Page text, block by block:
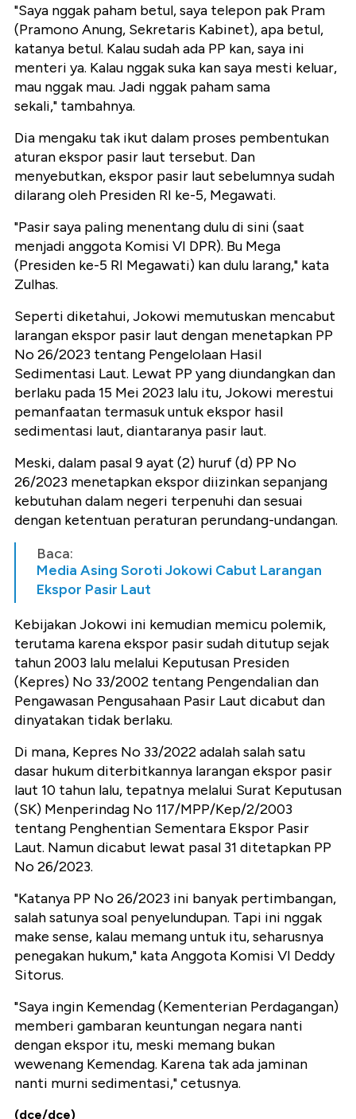
"Saya nggak paham betul, saya telepon pak Pram
(Pramono Anung, Sekretaris Kabinet), apa betul,
katanya betul. Kalau sudah ada PP kan, saya ini
menteri ya. Kalau nggak suka kan saya mesti keluar,
mau nggak mau. Jadi nggak paham sama
sekali," tambahnya.
Dia mengaku tak ikut dalam proses pembentukan
aturan ekspor pasir laut tersebut. Dan
menyebutkan, ekspor pasir laut sebelumnya sudah
dilarang oleh Presiden RI ke-5, Megawati.
"Pasir saya paling menentang dulu di sini (saat
menjadi anggota Komisi VI DPR). Bu Mega
(Presiden ke-5 RI Megawati) kan dulu larang," kata
Zulhas.
Seperti diketahui, Jokowi memutuskan mencabut
larangan ekspor pasir laut dengan menetapkan PP
No 26/2023 tentang Pengelolaan Hasil
Sedimentasi Laut. Lewat PP yang diundangkan dan
berlaku pada 15 Mei 2023 lalu itu, Jokowi merestui
pemanfaatan termasuk untuk ekspor hasil
sedimentasi laut, diantaranya pasir laut.
Meski, dalam pasal 9 ayat (2) huruf (d) PP No
26/2023 menetapkan ekspor diizinkan sepanjang
kebutuhan dalam negeri terpenuhi dan sesuai
dengan ketentuan peraturan perundang-undangan.
Baca:
Media Asing Soroti Jokowi Cabut Larangan
Ekspor Pasir Laut
Kebijakan Jokowi ini kemudian memicu polemik,
terutama karena ekspor pasir sudah ditutup sejak
tahun 2003 lalu melalui Keputusan Presiden
(Kepres) No 33/2002 tentang Pengendalian dan
Pengawasan Pengusahaan Pasir Laut dicabut dan
dinyatakan tidak berlaku.
Di mana, Kepres No 33/2022 adalah salah satu
dasar hukum diterbitkannya larangan ekspor pasir
laut 10 tahun lalu, tepatnya melalui Surat Keputusan
(SK) Menperindag No 117/MPP/Kep/2/2003
tentang Penghentian Sementara Ekspor Pasir
Laut. Namun dicabut lewat pasal 31 ditetapkan PP
No 26/2023.
"Katanya PP No 26/2023 ini banyak pertimbangan,
salah satunya soal penyelundupan. Tapi ini nggak
make sense, kalau memang untuk itu, seharusnya
penegakan hukum," kata Anggota Komisi VI Deddy
Sitorus.
"Saya ingin Kemendag (Kementerian Perdagangan)
memberi gambaran keuntungan negara nanti
dengan ekspor itu, meski memang bukan
wewenang Kemendag. Karena tak ada jaminan
nanti murni sedimentasi," cetusnya.
(dce/dce)